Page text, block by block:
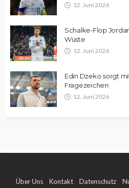
12. Juni 2026
Schalke-Flop
Wüste
12. Juni 2026
Edin Dzeko sorgt
Fragezeichen
12. Juni 2026
Über Uns Kontakt Datenschutz